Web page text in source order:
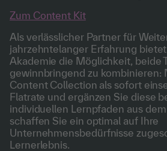
Zum Content Kit
Als verlässlicher Partner für
jahrzehntelanger Erfahrung
Akademie die Möglichkeit, beide
gewinnbringend zu kombinieren:
Content Collection als sofort
Flatrate und ergänzen Sie diese
individuellen Lernpfaden aus
schaffen Sie ein optimal auf Ihre
Unternehmensbedürfnisse
Lernerlebnis.